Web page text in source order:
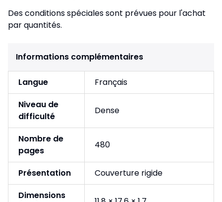
Des conditions spéciales sont prévues pour l'achat
par quantités.
Informations complémentaires
Langue
Français
Niveau de
difficulté
Dense
Nombre de
pages
480
Présentation
Couverture rigide
Dimensions